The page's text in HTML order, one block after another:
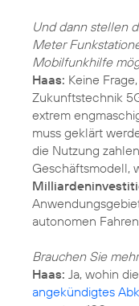
Und dann stellen
Meter
Mobilfunkhilfe
Haas: Keine
Zukunftstechnik
extrem
muss geklärt
die Nutzung
Geschäftsmodell,
autonomen
Brauchen Sie
Haas: Ja, wohin
angekündigtes